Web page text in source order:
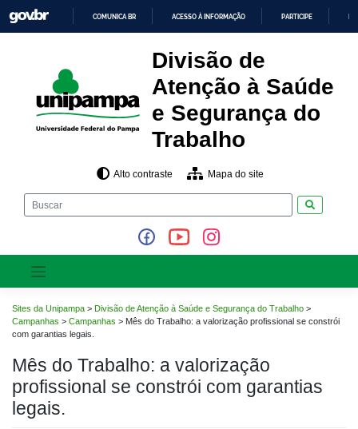
para
o
O
CONTEÚDO
COMUNICA BR ACESSO À INFORMAÇÃO PARTICIPE
Divisão de
Atenção à Saúde
e Segurança do
Trabalho
Alto contraste Mapa do site
Sites da Unipampa > Divisão de Atenção à Saúde e Segurança do Trabalho >
Campanhas > Campanhas > Mês do Trabalho: a valorização profissional se constrói
com garantias legais.
Mês do Trabalho: a valorização
profissional se constrói com garantias
legais.